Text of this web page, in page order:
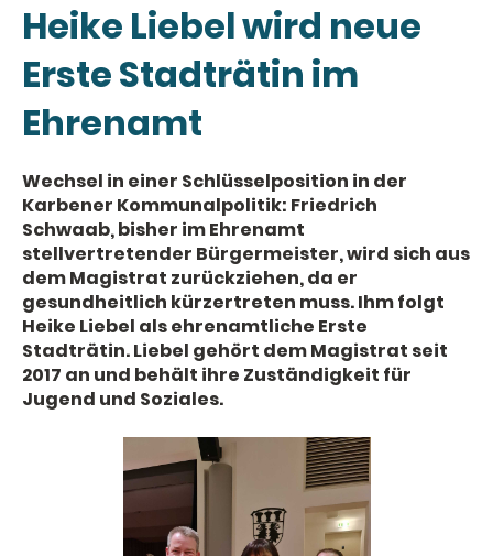
Heike Liebel wird neue
Erste Stadträtin im
Ehrenamt
Wechsel in einer Schlüsselposition in der
Karbener Kommunalpolitik: Friedrich
Schwaab, bisher im Ehrenamt
stellvertretender Bürgermeister, wird sich aus
dem Magistrat zurückziehen, da er
gesundheitlich kürzertreten muss. Ihm folgt
Heike Liebel als ehrenamtliche Erste
Stadträtin. Liebel gehört dem Magistrat seit
2017 an und behält ihre Zuständigkeit für
Jugend und Soziales.